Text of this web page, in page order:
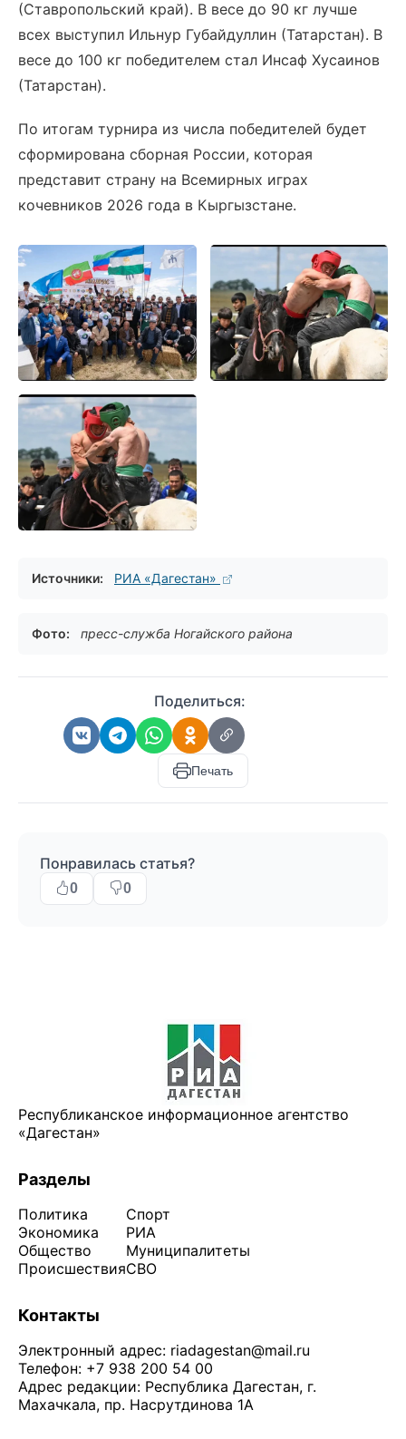
(Ставропольский край). В весе до 90 кг лучше
всех выступил Ильнур Губайдуллин (Татарстан). В
весе до 100 кг победителем стал Инсаф Хусаинов
(Татарстан).
По итогам турнира из числа победителей будет
сформирована сборная России, которая
представит страну на Всемирных играх
кочевников 2026 года в Кыргызстане.
Источники: РИА «Дагестан»
Фото: пресс-служба Ногайского района
Поделиться:
Печать
Понравилась статья?
0 0
Республиканское информационное агентство
«Дагестан»
Разделы
Политика
Экономика
Общество
Происшествия
Спорт
РИА
Муниципалитеты
СВО
Контакты
Электронный адрес: riadagestan@mail.ru
Телефон: +7 938 200 54 00
Адрес редакции: Республика Дагестан, г.
Махачкала, пр. Насрутдинова 1А